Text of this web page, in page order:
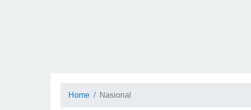
Home Nasional